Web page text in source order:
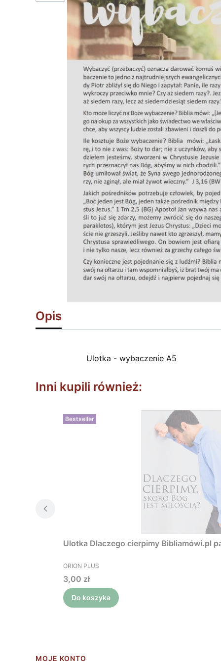
Opis
Ulotka - wybaczenie A5
Inni kupili również:
Bestseller
Ulotka Dlaczego cierpimy Bibliamówi.pl
PRODUCENT
ORION PLUS
Cena
3,00 zł
Do koszyka
Linki w stopce
MOJE KONTO